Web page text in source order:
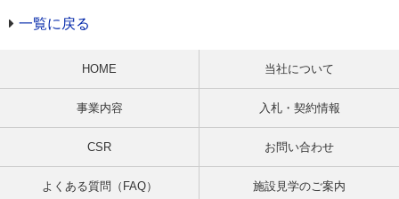
一覧に戻る
HOME 当社について
事業内容 入札・契約情報
CSR お問い合わせ
よくある質問（FAQ） 施設見学のご案内